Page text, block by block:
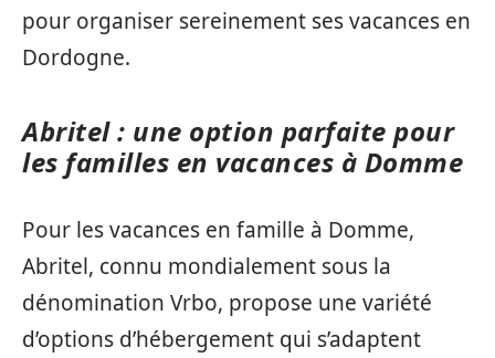
pour organiser sereinement ses vacances en
Dordogne.
Abritel : une option parfaite pour
les familles en vacances à Domme
Pour les vacances en famille à Domme,
Abritel, connu mondialement sous la
dénomination Vrbo, propose une variété
d’options d’hébergement qui s’adaptent